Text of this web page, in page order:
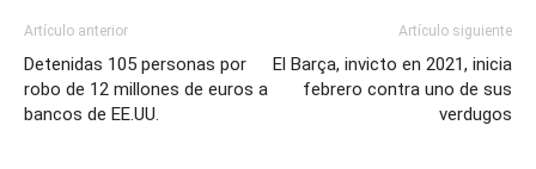
Artículo anterior
Detenidas 105 personas por
robo de 12 millones de euros a
bancos de EE.UU.
Artículo siguiente
El Barça, invicto en 2021, inicia
febrero contra uno de sus
verdugos